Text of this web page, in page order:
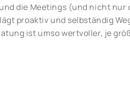
die Meetings (und nicht
proaktiv und selbständig
ist umso wertvoller, je